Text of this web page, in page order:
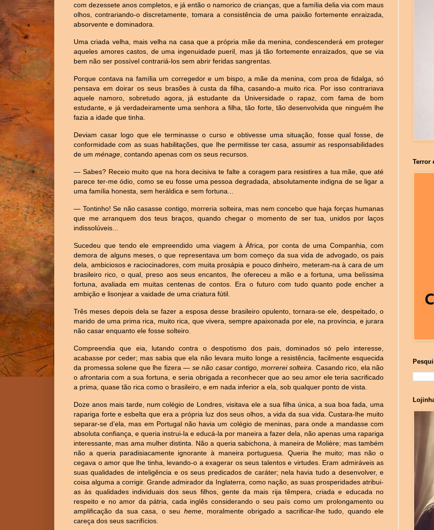
com dezessete anos completos, e já então o namorico de crianças, que a família delia via com maus
olhos, contrariando-o discretamente, tomara a consistência de uma paixão fortemente enraizada,
absorvente e dominadora.
Uma criada velha, mais velha na casa que a própria mãe da menina, condescenderá em proteger
aqueles amores castos, de uma ingenuidade pueril, mas já tão fortemente enraizados, que se via
bem não ser possível contrariá-los sem abrir feridas sangrentas.
Porque contava na família um corregedor e um bispo, a mãe da menina, com proa de fidalga, só
pensava em doirar os seus brasões à custa da filha, casando-a muito rica. Por isso contrariava
aquele namoro, sobretudo agora, já estudante da Universidade o rapaz, com fama de bom
estudante, e já verdadeiramente uma senhora a filha, tão forte, tão desenvolvida que ninguém lhe
fazia a idade que tinha.
Deviam casar logo que ele terminasse o curso e obtivesse uma situação, fosse qual fosse, de
conformidade com as suas habilitações, que lhe permitisse ter casa, assumir as responsabilidades
de um ménage , contando apenas com os seus recursos.
— Sabes? Receio muito que na hora decisiva te falte a coragem para resistires a tua mãe, que até
parece ter-me ódio, como se eu fosse uma pessoa degradada, absolutamente indigna de se ligar a
uma família honesta, sem heráldica e sem fortuna...
— Tontinho! Se não casasse contigo, morreria solteira, mas nem concebo que haja forças humanas
que me arranquem dos teus braços, quando chegar o momento de ser tua, unidos por laços
indissolúveis...
Sucedeu que tendo ele empreendido uma viagem à África, por conta de uma Companhia, com
demora de alguns meses, o que representava um bom começo da sua vida de advogado, os pais
dela, ambiciosos e raciocinadores, com muita prosápia e pouco dinheiro, meteram-na à cara de um
brasileiro rico, o qual, preso aos seus encantos, lhe ofereceu a mão e a fortuna, uma belíssima
fortuna, avaliada em muitas centenas de contos. Era o futuro com tudo quanto pode encher a
ambição e lisonjear a vaidade de uma criatura fútil.
Três meses depois dela se fazer a esposa desse brasileiro opulento, tornara-se ele, despeitado, o
marido de uma prima rica, muito rica, que vivera, sempre apaixonada por ele, na província, e jurara
não casar enquanto ele fosse solteiro.
Compreendia que eia, lutando contra o despotismo dos pais, dominados só pelo interesse,
acabasse por ceder; mas sabia que ela não levara muito longe a resistência, facilmente esquecida
da promessa solene que lhe fizera — se não casar contigo, morrerei solteira . Casando rico, ela não
o afrontaria com a sua fortuna, e seria obrigada a reconhecer que ao seu amor ele teria sacrificado
a prima, quase tão rica como o brasileiro, e em nada inferior a ela, sob qualquer ponto de vista.
Doze anos mais tarde, num colégio de Londres, visitava ele a sua filha única, a sua boa fada, uma
rapariga forte e esbelta que era a própria luz dos seus olhos, a vida da sua vida. Custara-lhe muito
separar-se d’ela, mas em Portugal não havia um colégio de meninas, para onde a mandasse com
absoluta confiança, e queria instrui-la e educá-la por maneira a fazer dela, não apenas uma rapariga
interessante, mas ama mulher distinta. Não a queria sabichona, à maneira de Molière; mas também
não a queria paradisiacamente ignorante à maneira portuguesa. Queria lhe muito; mas não o
cegava o amor que lhe tinha, levando-o a exagerar os seus talentos e virtudes. Eram admiráveis as
suas qualidades de inteligência e os seus predicados de caráter; nela havia tudo a desenvolver, e
coisa alguma a corrigir. Grande admirador da Inglaterra, como nação, as suas prosperidades atribui-
as às qualidades individuais dos seus filhos, gente da mais rija têmpera, criada e educada no
respeito e no amor da pátria, cada inglês considerando o seu país como um prolongamento ou
amplificação da sua casa, o seu heme, moralmente obrigado a sacrificar-lhe tudo, quando ele
careça dos seus sacrifícios.
Terror